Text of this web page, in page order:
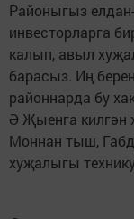
Районыгыз
инвесторларга
калып, авыл
барасыз. Иң
районнарда бу
Ә Җыенга
Моннан тыш,
хуҗалыгы